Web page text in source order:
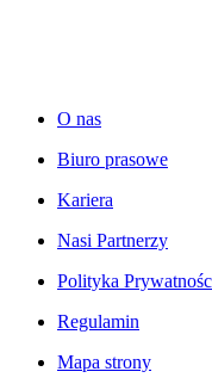
O nas
Biuro prasowe
Kariera
Nasi Partnerzy
Polityka
Regulamin
Mapa strony